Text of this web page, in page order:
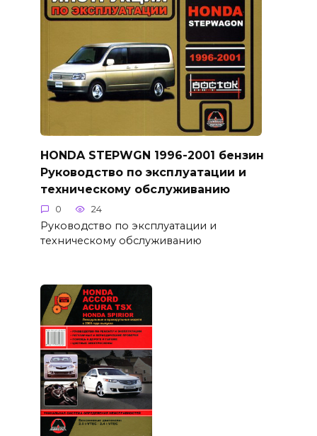
HONDA STEPWGN 1996-2001 бензин
Руководство по эксплуатации и
техническому обслуживанию
0 24
Руководство по эксплуатации и
техническому обслуживанию